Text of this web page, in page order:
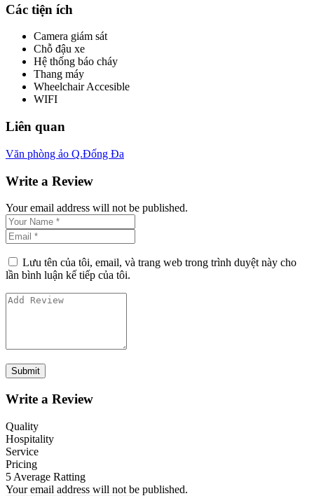
Các tiện ích
Camera giám sát
Chỗ đậu xe
Hệ thống báo cháy
Thang máy
Wheelchair Accesible
WIFI
Liên quan
Văn phòng ảo Q.Đống Đa
Write a Review
Your email address will not be published.
Lưu tên của tôi, email, và trang web trong trình duyệt này cho
lần bình luận kế tiếp của tôi.
Write a Review
Quality
Hospitality
Service
Pricing
5 Average Ratting
Your email address will not be published.